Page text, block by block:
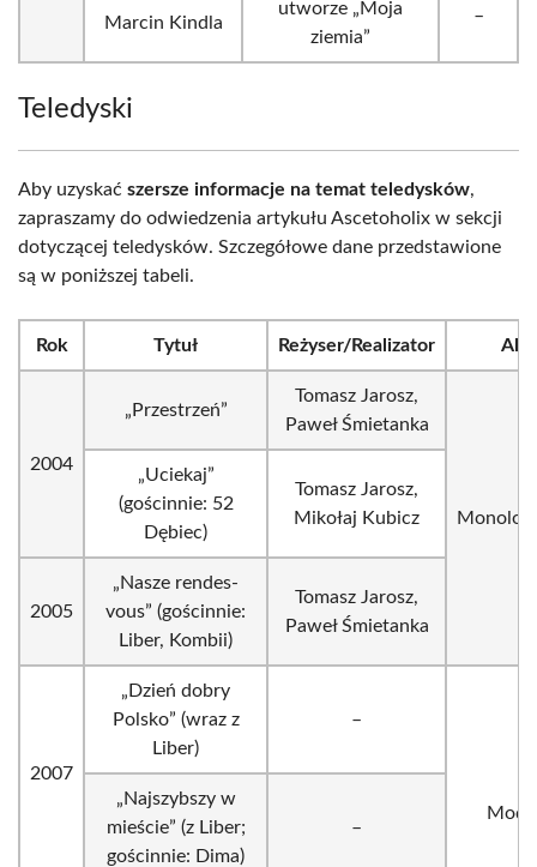
Marcin Kindla
utworze „Moja
ziemia”
Teledyski
Aby uzyskać szersze informacje na temat teledysków,
zapraszamy do odwiedzenia artykułu Ascetoholix w sekcji
dotyczącej teledysków. Szczegółowe dane przedstawione
są w poniższej tabeli.
Rok Tytuł Reżyser/Realizator
2004
„Przestrzeń”
Tomasz Jarosz,
Paweł Śmietanka
„Uciekaj”
(gościnnie: 52
Dębiec)
Tomasz Jarosz,
Mikołaj Kubicz
2005
„Nasze rendes-
vous” (gościnnie:
Liber, Kombii)
Tomasz Jarosz,
Paweł Śmietanka
2007
„Dzień dobry
Polsko” (wraz z
Liber)
–
„Najszybszy w
mieście” (z Liber;
gościnnie: Dima)
–